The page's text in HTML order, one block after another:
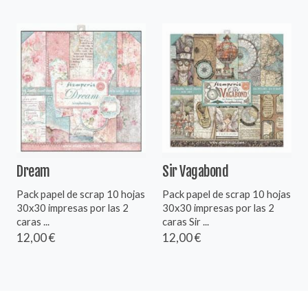
Dream
Pack papel de scrap 10 hojas
30x30 impresas por las 2
caras ...
12,00 €
Sir Vagabond
Pack papel de scrap 10 hojas
30x30 impresas por las 2
caras Sir ...
12,00 €